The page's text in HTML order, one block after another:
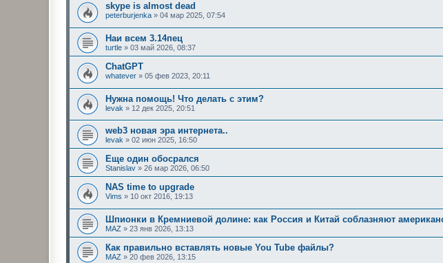
skype is almost dead
peterburjenka » 04 мар 2025, 07:54
Наи всем 3.14пец
turtle » 03 май 2026, 08:37
ChatGPT
whatever » 05 фев 2023, 20:11
Нужна помощь! Что делать с этим?
levak » 12 дек 2025, 20:51
web3 новая эра интернета..
levak » 02 июн 2025, 16:50
Еще один обосрался
Stanislav » 26 мар 2026, 06:50
NAS time to upgrade
Vims » 10 окт 2016, 19:13
Шпионки в Кремниевой долине: как Россия и Китай соблазняют
MAZ » 23 янв 2026, 13:13
Как правильно вставлять новые You Tube файлы?
MAZ » 20 фев 2026, 13:15